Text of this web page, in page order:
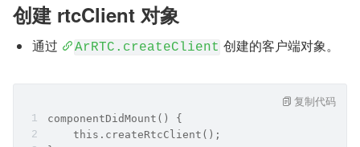
创建 rtcClient 对象
通过 ArRTC.createClient 创建的客户端对象。
componentDidMount() {
    this.createRtcClient();
复制代码